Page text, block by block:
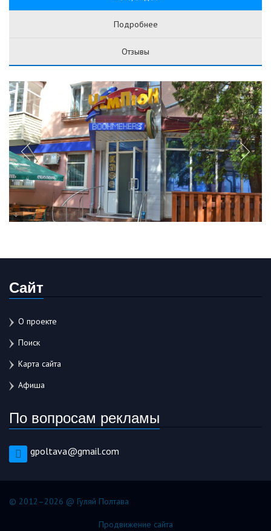
Подробнее
Отзывы
Сайт
О проекте
Поиск
Карта сайта
Афиша
По вопросам рекламы
gpoltava@gmail.com
© 2012–2026 @ Гуляй Полтава
Продвижение сайта